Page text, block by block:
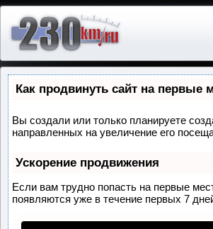
Как продвинуть сайт на первые
Вы создали или только планируете
направленных на увеличение его
Ускорение продвижения
Если вам трудно попасть на первые
появляются уже в течение первых 7